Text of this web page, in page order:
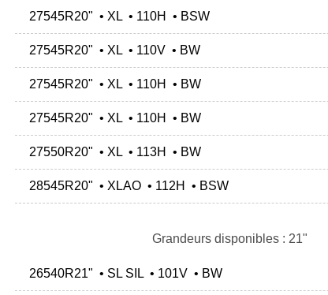
27545R20" • XL • 110H • BSW
27545R20" • XL • 110V • BW
27545R20" • XL • 110H • BW
27545R20" • XL • 110H • BW
27550R20" • XL • 113H • BW
28545R20" • XLAO • 112H • BSW
Grandeurs disponibles : 21"
26540R21" • SL SIL • 101V • BW